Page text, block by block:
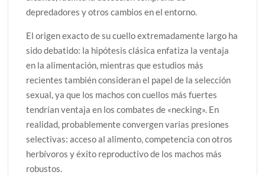
depredadores y otros cambios en el entorno.
El origen exacto de su cuello extremadamente largo ha
sido debatido: la hipótesis clásica enfatiza la ventaja
en la alimentación, mientras que estudios más
recientes también consideran el papel de la selección
sexual, ya que los machos con cuellos más fuertes
tendrían ventaja en los combates de «necking». En
realidad, probablemente convergen varias presiones
selectivas: acceso al alimento, competencia con otros
herbívoros y éxito reproductivo de los machos más
robustos.